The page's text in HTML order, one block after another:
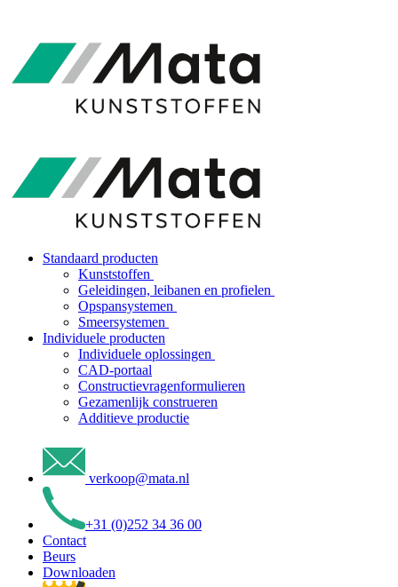
Standaard producten
Kunststoffen
Geleidingen, leibanen en profielen
Opspansystemen
Smeersystemen
Individuele producten
Individuele oplossingen
CAD-portaal
Constructievragenformulieren
Gezamenlijk construeren
Additieve productie
verkoop@mata.nl
+31 (0)252 34 36 00
Contact
Beurs
Downloaden